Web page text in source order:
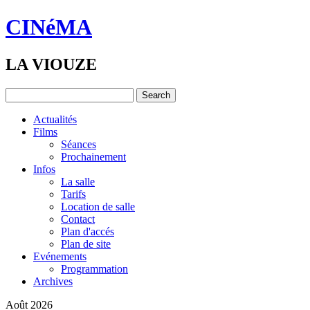
CINéMA
LA VIOUZE
Actualités
Films
Séances
Prochainement
Infos
La salle
Tarifs
Location de salle
Contact
Plan d'accés
Plan de site
Evénements
Programmation
Archives
Août 2026